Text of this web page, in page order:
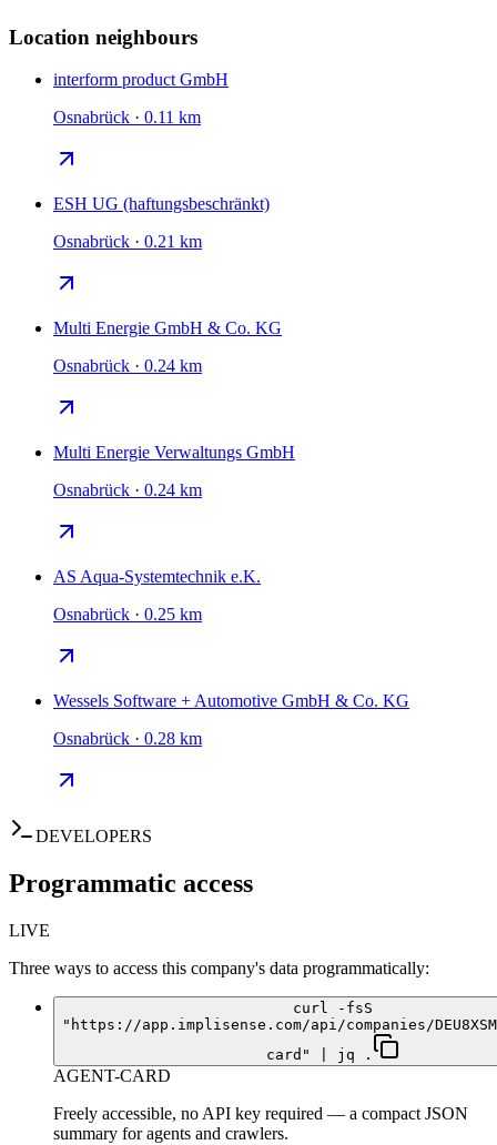
Location neighbours
interform product GmbH
Osnabrück · 0.11 km
ESH UG (haftungsbeschränkt)
Osnabrück · 0.21 km
Multi Energie GmbH & Co. KG
Osnabrück · 0.24 km
Multi Energie Verwaltungs GmbH
Osnabrück · 0.24 km
AS Aqua-Systemtechnik e.K.
Osnabrück · 0.25 km
Wessels Software + Automotive GmbH & Co. KG
Osnabrück · 0.28 km
DEVELOPERS
Programmatic access
LIVE
Three ways to access this company's data programmatically:
curl -fsS
"https://app.implisense.com/api/companies/
card" | jq .
AGENT-CARD
Freely accessible, no API key required — a compact JSON
summary for agents and crawlers.